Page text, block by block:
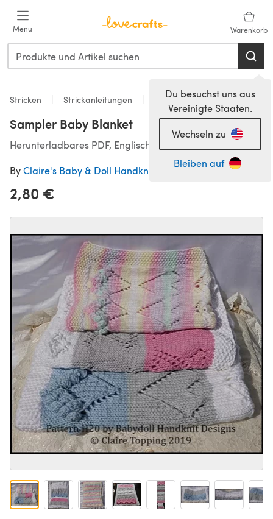
Menu Warenkorb
Du besuchst uns aus
Vereinigte Staaten.
Wechseln zu
Bleiben auf
Stricken Strickanleitungen Babydecken
Sampler Baby Blanket
Herunterladbares PDF, Englisch
ByClaire's Baby & Doll Handknit Designs
2,80 €